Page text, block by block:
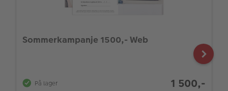
Sommerkampanje 1500,- Web
På lager 1 500,-